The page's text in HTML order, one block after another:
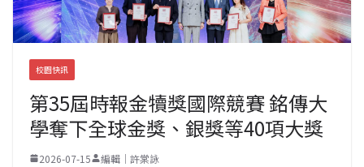
校園快訊
第35屆時報金犢獎國際競賽 銘傳大
學奪下全球金獎、銀獎等40項大獎
2026-07-15
編輯｜許棠詠